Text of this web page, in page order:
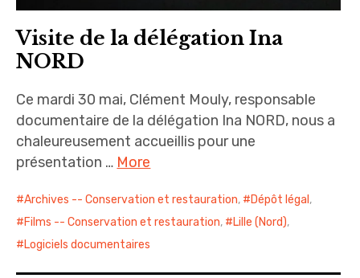
Visite de la délégation Ina
NORD
Ce mardi 30 mai, Clément Mouly, responsable
documentaire de la délégation Ina NORD, nous a
chaleureusement accueillis pour une
présentation … More
Archives -- Conservation et restauration, Dépôt légal ,
Films -- Conservation et restauration, Lille (Nord),
Logiciels documentaires